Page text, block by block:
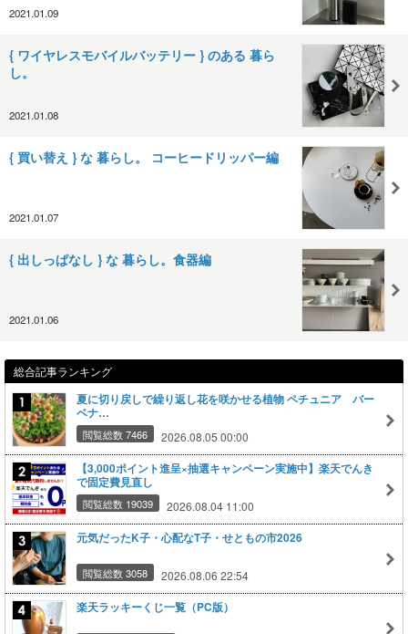
2021.01.09
{ ワイヤレスモバイルバッテリー } のある 暮ら
し。
2021.01.08
{ 買い替え } な 暮らし。 コーヒードリッパー編
2021.01.07
{ 出しっぱなし } な 暮らし。食器編
2021.01.06
総合記事ランキング
夏に切り戻しで繰り返し花を咲かせる植物 ペチュニア バー
ベナ…
閲覧総数 7466 2026.08.05 00:00
【3,000ポイント進呈×抽選キャンペーン実施中】楽天でんき
で固定費見直し
閲覧総数 19039 2026.08.04 11:00
元気だったK子・心配なT子・せともの市2026
閲覧総数 3058 2026.08.06 22:54
楽天ラッキーくじ一覧（PC版）